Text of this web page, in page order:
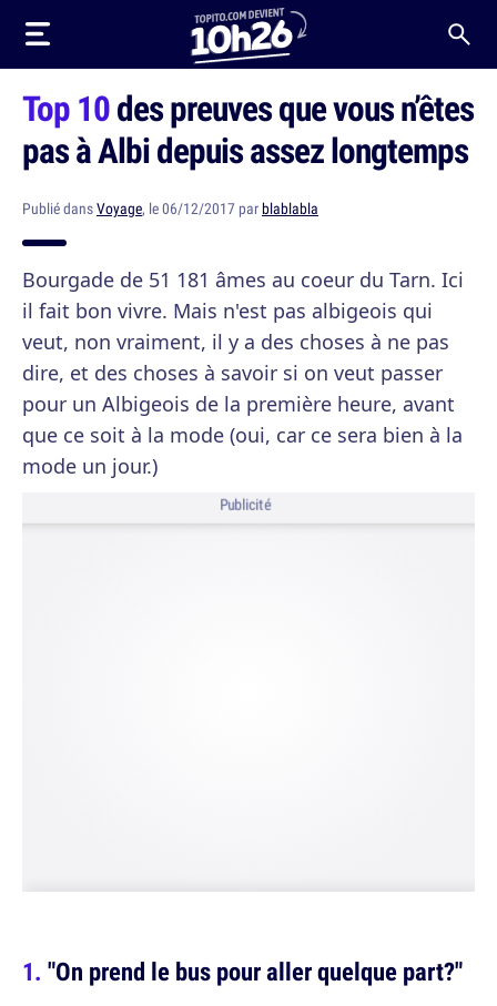
Top 10des preuves que vous n’êtes
pas à Albi depuis assez longtemps
Publié dansVoyage, le 06/12/2017 parblablabla
Bourgade de 51 181 âmes au coeur du Tarn. Ici
il fait bon vivre. Mais n'est pas albigeois qui
veut, non vraiment, il y a des choses à ne pas
dire, et des choses à savoir si on veut passer
pour un Albigeois de la première heure, avant
que ce soit à la mode (oui, car ce sera bien à la
mode un jour.)
Publicité
"On prend le bus pour aller quelque part?"